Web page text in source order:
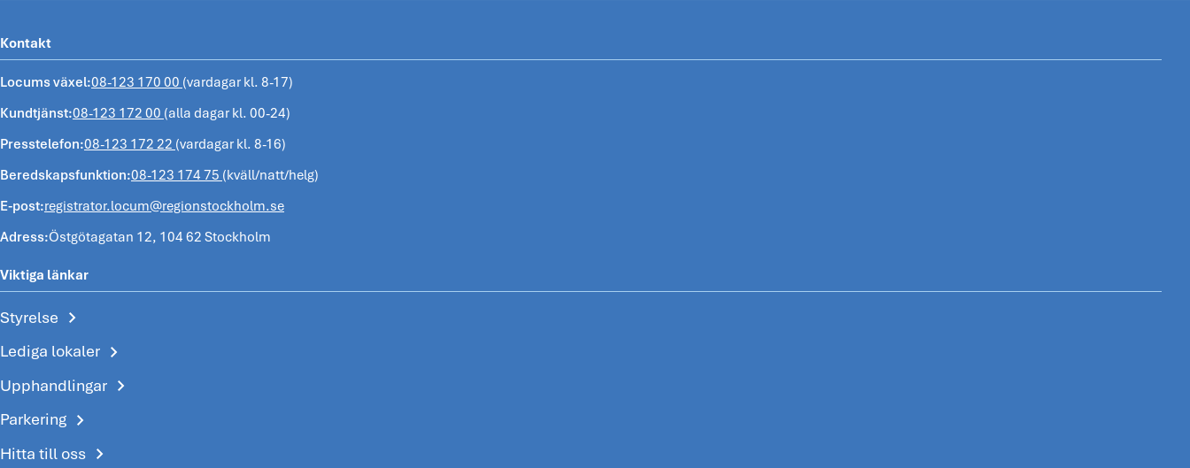
Kontakt
Locums växel:08-123 170 00 (vardagar kl. 8-17)
Kundtjänst:08-123 172 00 (alla dagar kl. 00-24)
Presstelefon:08-123 172 22 (vardagar kl. 8-16)
Beredskapsfunktion:08-123 174 75 (kväll/natt/helg)
E-post:registrator.locum@regionstockholm.se
Adress:Östgötagatan 12, 104 62 Stockholm
Viktiga länkar
Styrelse chevron_right
Lediga lokaler chevron_right
Upphandlingar chevron_right
Parkering chevron_right
Hitta till oss chevron_right